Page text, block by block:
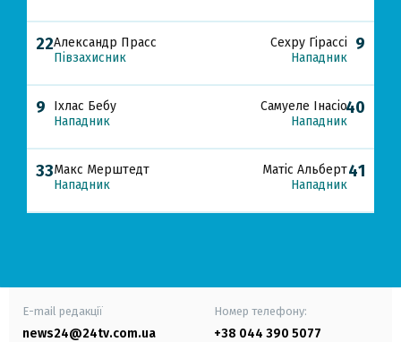
22Александр Прасс
Півзахисник
9
Іхлас Бебу
Нападник
33Макс Мерштедт
Нападник
9
Сехру Гірассі
Нападник
40
Самуеле Інасіо
Нападник
41
Матіс Альберт
Нападник
E-mail редакції
news24@24tv.com.ua
Номер телефону:
+38 044 390 5077